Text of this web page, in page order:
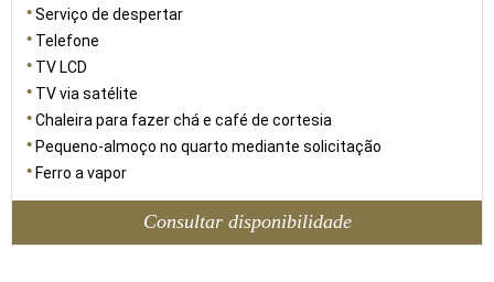
Serviço de despertar
Telefone
TV LCD
TV via satélite
Chaleira para fazer chá e café de cortesia
Pequeno-almoço no quarto mediante solicitação
Ferro a vapor
Consultar disponibilidade